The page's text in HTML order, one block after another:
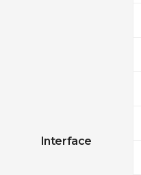
Interface